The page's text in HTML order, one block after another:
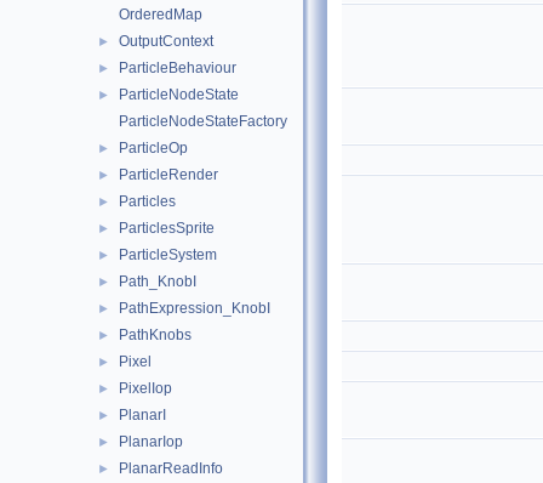
OrderedMap
► OutputContext
► ParticleBehaviour
►
ParticleNodeState
ParticleNodeStateFactory
► ParticleOp
► ParticleRender
► Particles
► ParticlesSprite
► ParticleSystem
► Path_KnobI
► PathExpression_KnobI
► PathKnobs
► Pixel
► PixelIop
► PlanarI
► PlanarIop
► PlanarReadInfo